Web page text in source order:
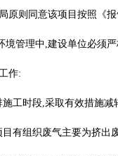
原则同意该项目按照《
管理中,建设单位必须
作:
工时段,采取有效措施
有组织废气主要为挤